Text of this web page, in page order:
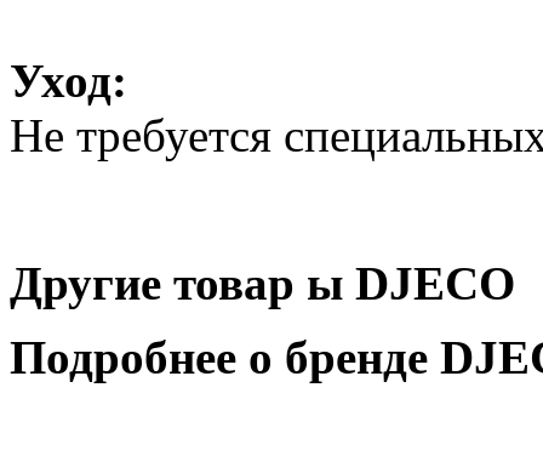
Уход:
Не требуется
Другие товар ы DJECO
Подробнее о бренде